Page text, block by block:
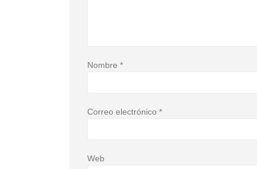
Nombre *
Correo electrónico *
Web